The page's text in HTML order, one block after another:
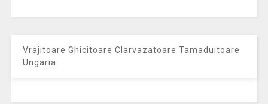
Vrajitoare Ghicitoare Clarvazatoare Tamaduitoare
Ungaria